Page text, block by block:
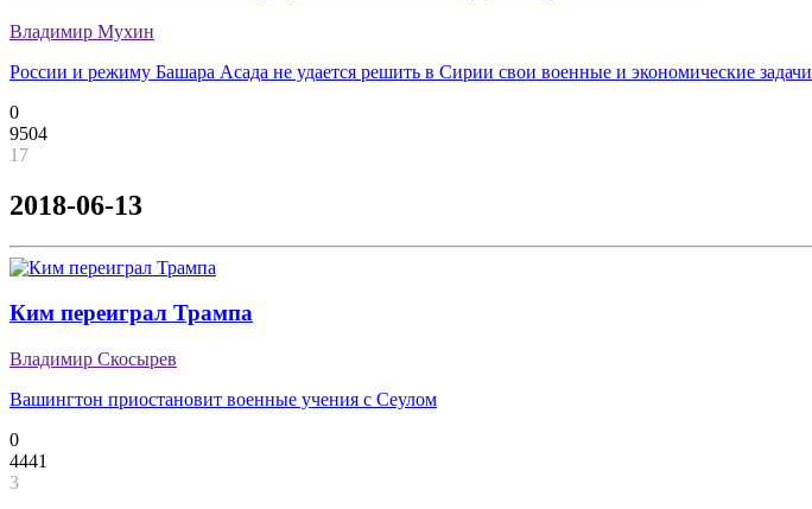
Владимир Мухин
России и режиму Башара Асада не удается решить в Сирии свои военные и экономические задачи
0
9504
17
2018-06-13
Ким переиграл Трампа
Владимир Скосырев
Вашингтон приостановит военные учения с Сеулом
0
4441
3